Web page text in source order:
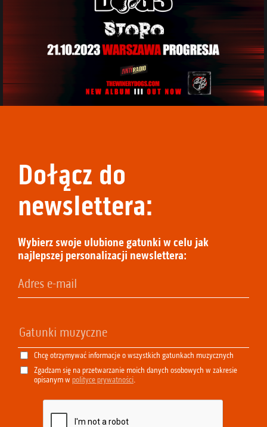
Dołącz do
newslettera:
Wybierz swoje ulubione gatunki w celu jak
najlepszej personalizacji newslettera:
Chcę otrzymywać informacje o wszystkich gatunkach muzycznych
Zgadzam się na przetwarzanie moich danych osobowych w zakresie
opisanym w polityce prywatności.